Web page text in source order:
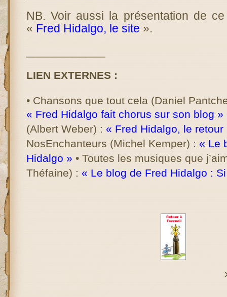
NB. Voir aussi la présentation de
« Fred Hidalgo, le site ».
LIEN EXTERNES :
• Chansons que tout cela (Daniel
« Fred Hidalgo fait chorus sur son blog »
(Albert Weber) : « Fred Hidalgo, le retour
NosEnchanteurs (Michel Kemper) : « Le
Hidalgo » • Toutes les musiques que
Théfaine) : « Le blog de Fred Hidalgo :